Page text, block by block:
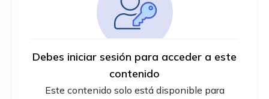
Debes iniciar sesión para acceder a este
contenido
Este contenido solo está disponible para